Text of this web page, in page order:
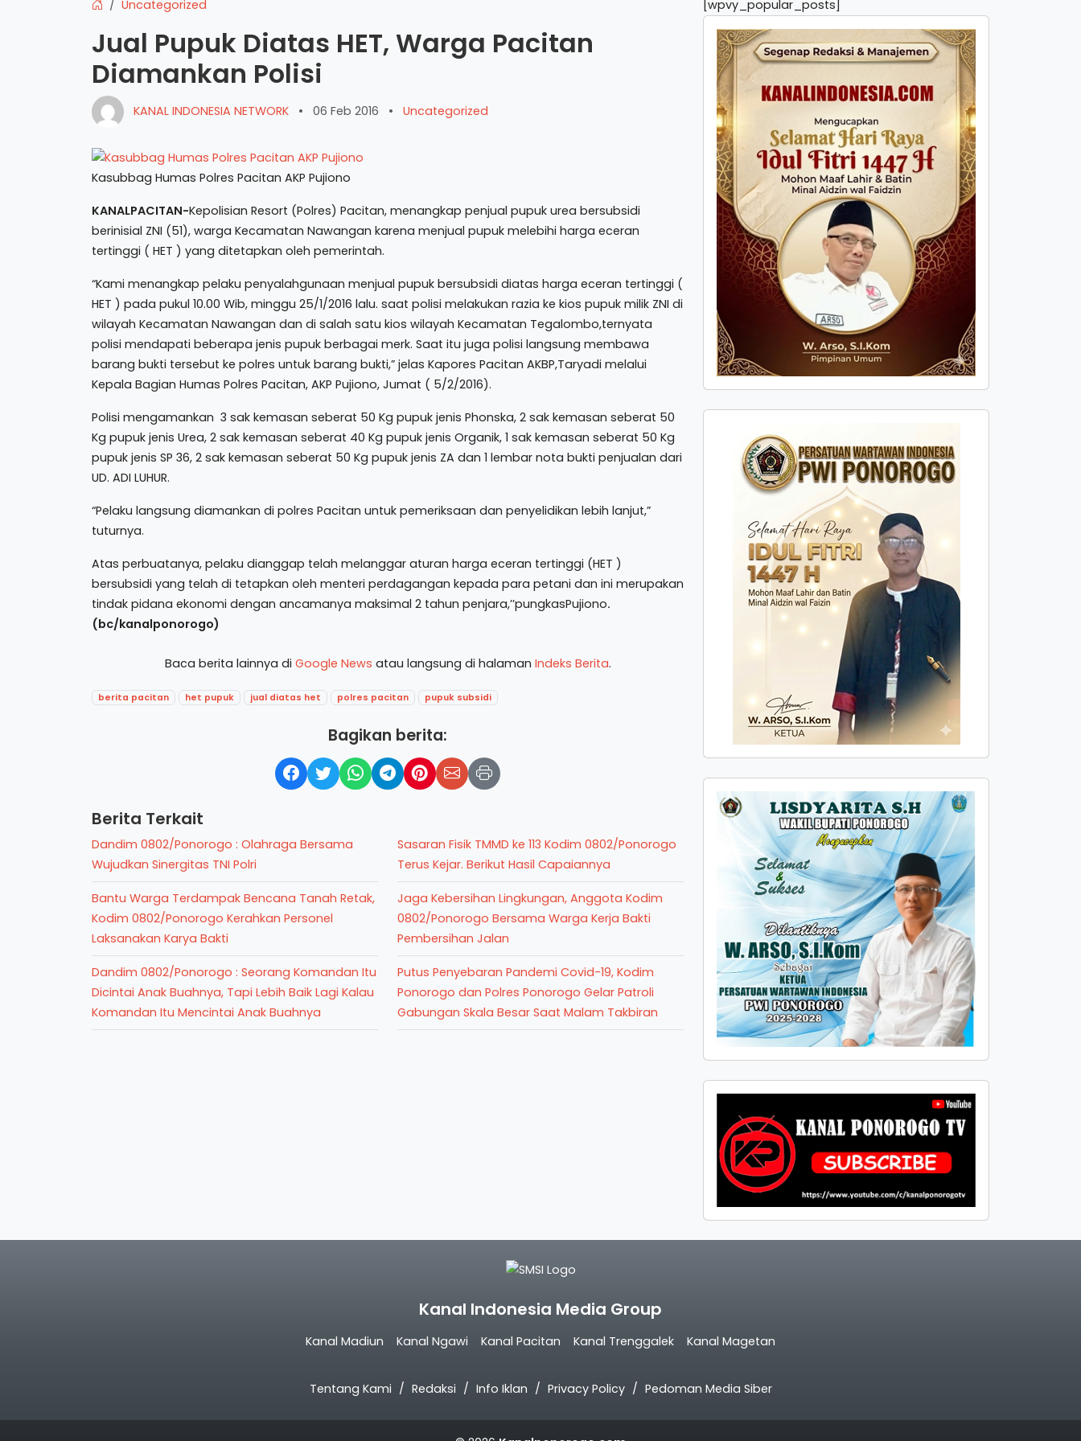
Uncategorized
Jual Pupuk Diatas HET, Warga Pacitan
Diamankan Polisi
KANAL INDONESIA NETWORK • 06 Feb 2016 • Uncategorized
Kasubbag Humas Polres Pacitan AKP Pujiono
KANALPACITAN-Kepolisian Resort (Polres) Pacitan, menangkap penjual pupuk urea bersubsidi
berinisial ZNI (51), warga Kecamatan Nawangan karena menjual pupuk melebihi harga eceran
tertinggi ( HET ) yang ditetapkan oleh pemerintah.
“Kami menangkap pelaku penyalahgunaan menjual pupuk bersubsidi diatas harga eceran tertinggi (
HET ) pada pukul 10.00 Wib, minggu 25/1/2016 lalu. saat polisi melakukan razia ke kios pupuk milik ZNI di
wilayah Kecamatan Nawangan dan di salah satu kios wilayah Kecamatan Tegalombo,ternyata
polisi mendapati beberapa jenis pupuk berbagai merk. Saat itu juga polisi langsung membawa
barang bukti tersebut ke polres untuk barang bukti,” jelas Kapores Pacitan AKBP,Taryadi melalui
Kepala Bagian Humas Polres Pacitan, AKP Pujiono, Jumat ( 5/2/2016).
Polisi mengamankan 3 sak kemasan seberat 50 Kg pupuk jenis Phonska, 2 sak kemasan seberat 50
Kg pupuk jenis Urea, 2 sak kemasan seberat 40 Kg pupuk jenis Organik, 1 sak kemasan seberat 50 Kg
pupuk jenis SP 36, 2 sak kemasan seberat 50 Kg pupuk jenis ZA dan 1 lembar nota bukti penjualan dari
UD. ADI LUHUR.
“Pelaku langsung diamankan di polres Pacitan untuk pemeriksaan dan penyelidikan lebih lanjut,”
tuturnya.
Atas perbuatanya, pelaku dianggap telah melanggar aturan harga eceran tertinggi (HET )
bersubsidi yang telah di tetapkan oleh menteri perdagangan kepada para petani dan ini merupakan
tindak pidana ekonomi dengan ancamanya maksimal 2 tahun penjara,’’pungkasPujiono.
(bc/kanalponorogo)
Baca berita lainnya di Google News atau langsung di halaman Indeks Berita.
berita pacitan het pupuk jual diatas het polres pacitan pupuk subsidi
Bagikan berita:
Berita Terkait
Dandim 0802/Ponorogo : Olahraga Bersama
Wujudkan Sinergitas TNI Polri
Bantu Warga Terdampak Bencana Tanah Retak,
Kodim 0802/Ponorogo Kerahkan Personel
Laksanakan Karya Bakti
Dandim 0802/Ponorogo : Seorang Komandan Itu
Dicintai Anak Buahnya, Tapi Lebih Baik Lagi Kalau
Komandan Itu Mencintai Anak Buahnya
Sasaran Fisik TMMD ke 113 Kodim 0802/Ponorogo
Terus Kejar. Berikut Hasil Capaiannya
Jaga Kebersihan Lingkungan, Anggota Kodim
0802/Ponorogo Bersama Warga Kerja Bakti
Pembersihan Jalan
Putus Penyebaran Pandemi Covid-19, Kodim
Ponorogo dan Polres Ponorogo Gelar Patroli
Gabungan Skala Besar Saat Malam Takbiran
[wpvy_popular_posts]
Kanal Indonesia Media Group
Kanal Madiun Kanal Ngawi Kanal Pacitan Kanal Trenggalek Kanal Magetan
Tentang Kami Redaksi Info Iklan Privacy Policy Pedoman Media Siber